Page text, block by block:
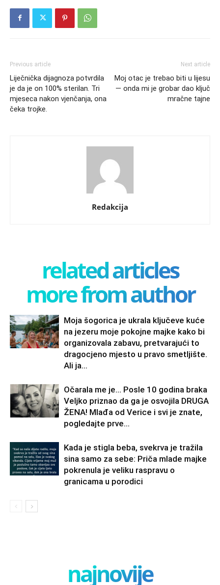
Previous article
Liječnička dijagnoza potvrdila
je da je on 100% sterilan. Tri
mjeseca nakon vjenčanja, ona
čeka trojke.
Next article
Moj otac je trebao biti u lijesu
— onda mi je grobar dao ključ
mračne tajne
Redakcija
related articles
more from author
Moja šogorica je ukrala ključeve kuće
na jezeru moje pokojne majke kako bi
organizovala zabavu, pretvarajući to
dragocjeno mjesto u pravo smetljište.
Ali ja...
Očarala me je… Posle 10 godina braka
Veljko priznao da ga je osvojila DRUGA
ŽENA! Mlađa od Verice i svi je znate,
pogledajte prve...
Kada je stigla beba, svekrva je tražila
sina samo za sebe: Priča mlade majke
pokrenula je veliku raspravu o
granicama u porodici
najnovije